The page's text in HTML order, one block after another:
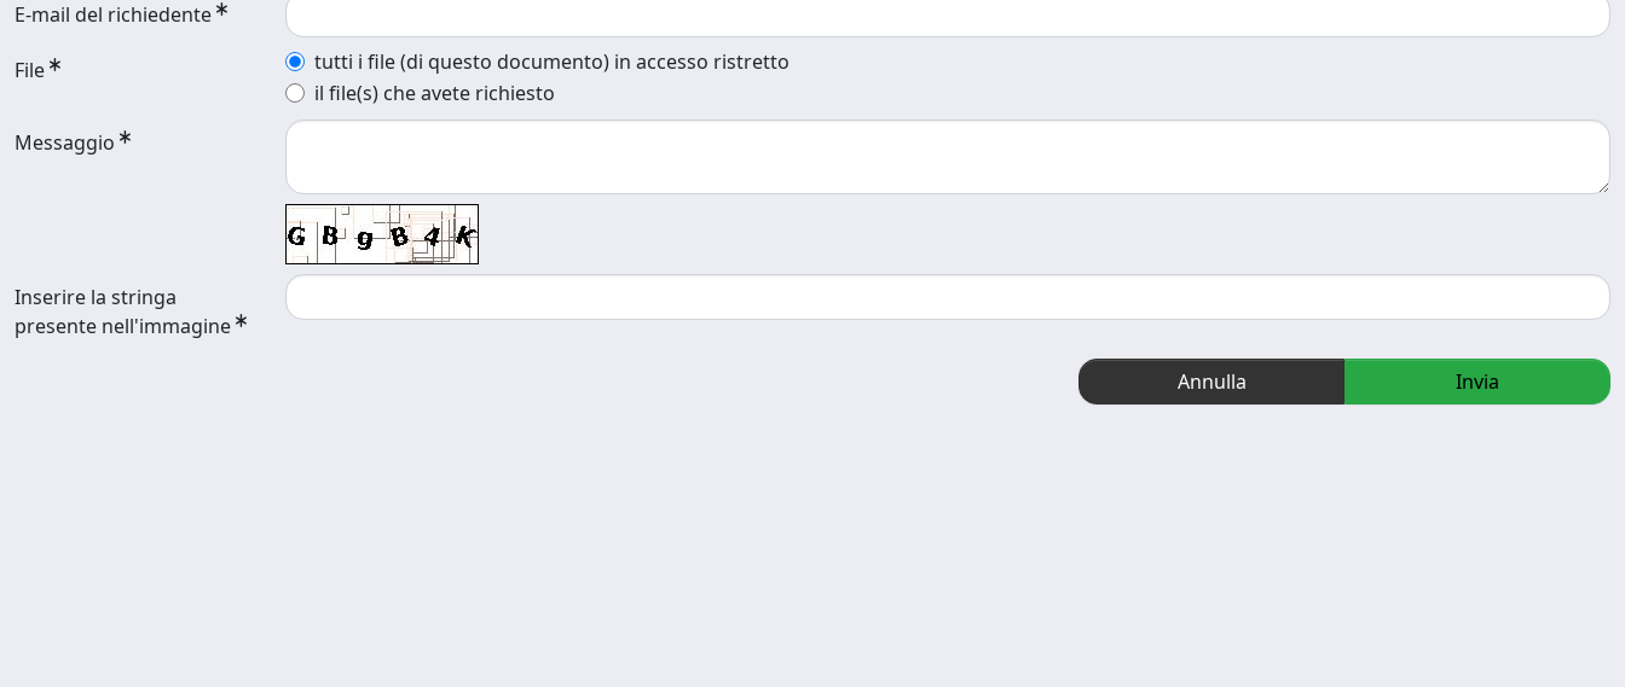
E-mail del richiedente
File
tutti i file (di questo documento) in accesso ristretto
il file(s) che avete richiesto
Messaggio
Inserire la stringa
presente nell'immagine
Annulla Invia